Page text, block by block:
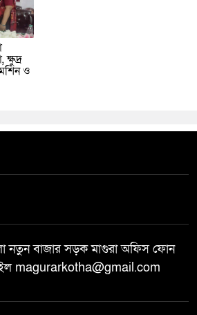
ও
নতুন বাজার সড়ক মাগুরা অফিস ফোন
magurarkotha@gmail.com